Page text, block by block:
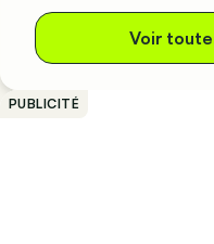
Voir
PUBLICITÉ